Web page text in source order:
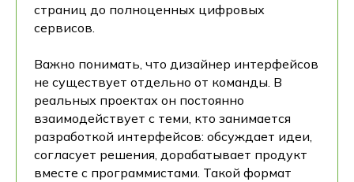
страниц до полноценных цифровых
сервисов.
Важно понимать, что дизайнер интерфейсов
не существует отдельно от команды. В
реальных проектах он постоянно
взаимодействует с теми, кто занимается
разработкой интерфейсов: обсуждает идеи,
согласует решения, дорабатывает продукт
вместе с программистами. Такой формат